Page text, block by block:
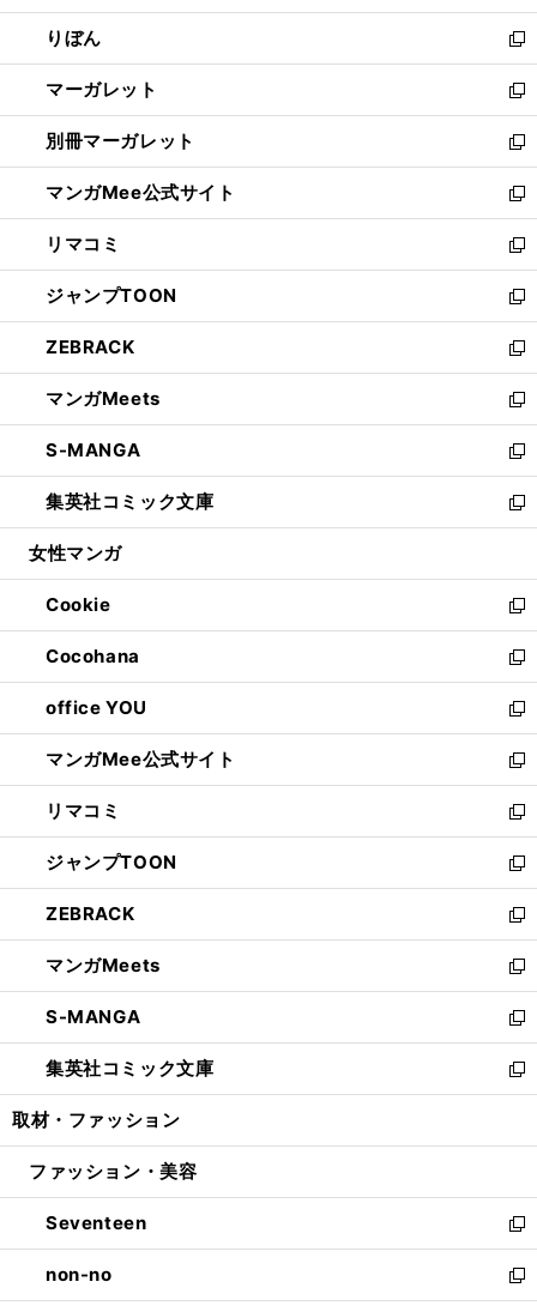
開
く
ウ
で
開
く
ン
ド
ウ
で
開
く
ウ
ィ
ン
ド
ウ
で
開
く
りぼん
新
し
い
ウ
ィ
ン
ド
ウ
で
開
く
マーガレット
新
し
い
ウ
ィ
ン
ド
ウ
で
開
く
別冊マーガレット
新
し
い
ウ
ィ
ン
ド
ウ
で
開
く
マンガMee公式サイト
新
し
い
ウ
ィ
ン
ド
ウ
で
開
く
リマコミ
新
し
い
ウ
ィ
ン
ド
ウ
で
開
く
ジャンプTOON
新
し
い
ウ
ィ
ン
ド
ウ
で
開
ZEBRACK
新
し
い
ウ
ィ
ン
ド
ウ
開
く
マンガMeets
新
し
い
ウ
ィ
ン
ウ
で
開
く
S-MANGA
新
し
い
ウ
ン
ド
ウ
で
開
く
集英社コミック文庫
新
し
ウ
ィ
ン
ド
ウ
で
開
く
女性マンガ
Cookie
新
し
い
ウ
ィ
ン
ド
ウ
で
開
く
Cocohana
新
し
い
ウ
ィ
ン
ド
ウ
で
開
く
office YOU
新
し
い
ウ
ィ
ン
ド
ウ
で
開
く
マンガMee公式サイト
新
し
い
ウ
ィ
ン
ド
ウ
で
開
く
リマコミ
新
し
い
ウ
ィ
ン
ド
ウ
で
開
く
ジャンプTOON
新
し
い
ウ
ィ
ン
ド
ウ
で
開
ZEBRACK
新
し
い
ウ
ィ
ン
ド
ウ
開
マンガMeets
新
し
い
ウ
ィ
ン
ウ
開
く
S-MANGA
新
し
い
ウ
ン
ウ
で
開
く
集英社コミック文庫
新
し
ウ
ン
ド
ウ
で
開
取材・ファッション
ファッション・美容
Seventeen
新
し
い
ウ
non-no
新
し